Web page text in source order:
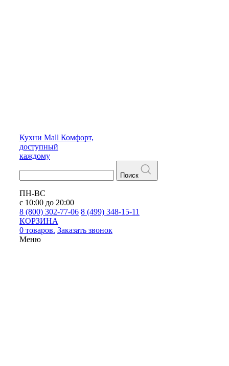
Кухни Mall Комфорт,
доступный
каждому
Поиск
ПН-ВС
с 10:00 до 20:00
8 (800) 302-77-06 8 (499) 348-15-11
КОРЗИНА
0 товаров. Заказать звонок
Меню